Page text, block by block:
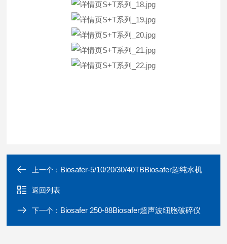
上一个： Biosafer-5/10/20/30/40TBBiosafer超纯水机
返回列表
下一个： Biosafer 250-88Biosafer超声波细胞破碎仪